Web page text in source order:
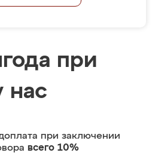
при
нас
при заключении
всего 10%